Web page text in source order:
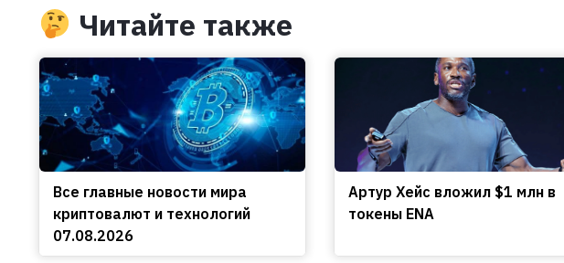
Читайте также
Все главные новости мира
криптовалют и технологий
07.08.2026
Артур Хейс вложил $1 млн в
токены ENA